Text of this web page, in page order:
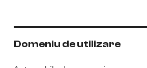
Domeniu de utilizare